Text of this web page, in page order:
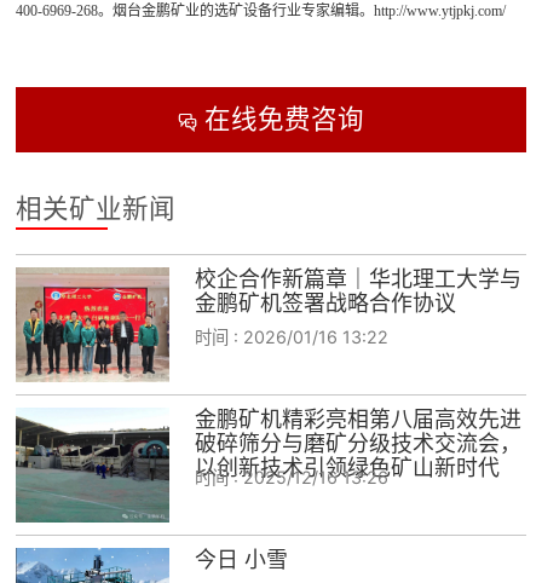
400-6969-268。烟台金鹏矿业的选矿设备行业专家编辑。http://www.ytjpkj.com/
在线免费咨询
相关矿业新闻
校企合作新篇章｜华北理工大学与
金鹏矿机签署战略合作协议
时间 : 2026/01/16 13:22
金鹏矿机精彩亮相第八届高效先进
破碎筛分与磨矿分级技术交流会，
以创新技术引领绿色矿山新时代
时间 :2025/12/16 13:26
今日 小雪